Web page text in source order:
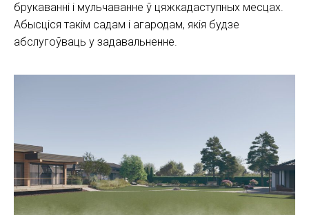
брукаванні і мульчаванне ў цяжкадаступных месцах.
Абысціся такім садам і агародам, якія будзе
абслугоўваць у задавальненне.